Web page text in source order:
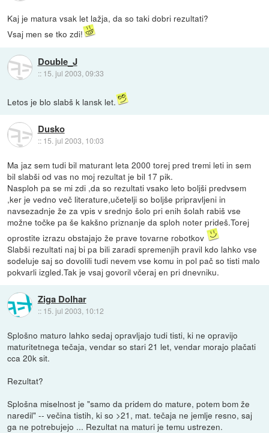
Kaj je matura vsak let lažja, da so taki dobri rezultati?
Vsaj men se tko zdi!
Double_J
:: 15. jul 2003, 09:33
Letos je blo slabš k lansk let.
Dusko
:: 15. jul 2003, 10:03
Ma jaz sem tudi bil maturant leta 2000 torej pred tremi leti in sem
bil slabši od vas no moj rezultat je bil 17 pik.
Nasploh pa se mi zdi ,da so rezultati vsako leto boljši predvsem
,ker je vedno več literature,učetelji so boljše pripravljeni in
navsezadnje že za vpis v srednjo šolo pri enih šolah rabiš vse
možne točke pa še kakšno priznanje da sploh noter prideš.Torej
oprostite izrazu obstajajo že prave tovarne robotkov
Slabši rezultati naj bi pa bili zaradi spremenjih pravil kdo lahko vse
sodeluje saj so dovolili tudi nevem vse komu in pol pač so tisti malo
pokvarli izgled.Tak je vsaj govoril včeraj en pri dnevniku.
Ziga Dolhar
:: 15. jul 2003, 10:12
Splošno maturo lahko sedaj opravljajo tudi tisti, ki ne opravijo
maturitetnega tečaja, vendar so stari 21 let, vendar morajo plačati
cca 20k sit.
Rezultat?
Splošna miselnost je "samo da pridem do mature, potem bom že
naredil" -- večina tistih, ki so >21, mat. tečaja ne jemlje resno, saj
ga ne potrebujejo ... Rezultat na maturi je temu ustrezen.